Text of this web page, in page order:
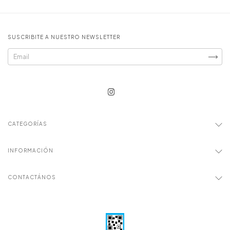
SUSCRIBITE A NUESTRO NEWSLETTER
CATEGORÍAS
INFORMACIÓN
CONTACTÁNOS